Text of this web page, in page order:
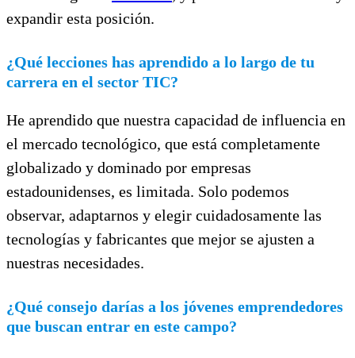
expandir esta posición.
¿Qué lecciones has aprendido a lo largo de tu
carrera en el sector TIC?
He aprendido que nuestra capacidad de influencia en
el mercado tecnológico, que está completamente
globalizado y dominado por empresas
estadounidenses, es limitada. Solo podemos
observar, adaptarnos y elegir cuidadosamente las
tecnologías y fabricantes que mejor se ajusten a
nuestras necesidades.
¿Qué consejo darías a los jóvenes emprendedores
que buscan entrar en este campo?